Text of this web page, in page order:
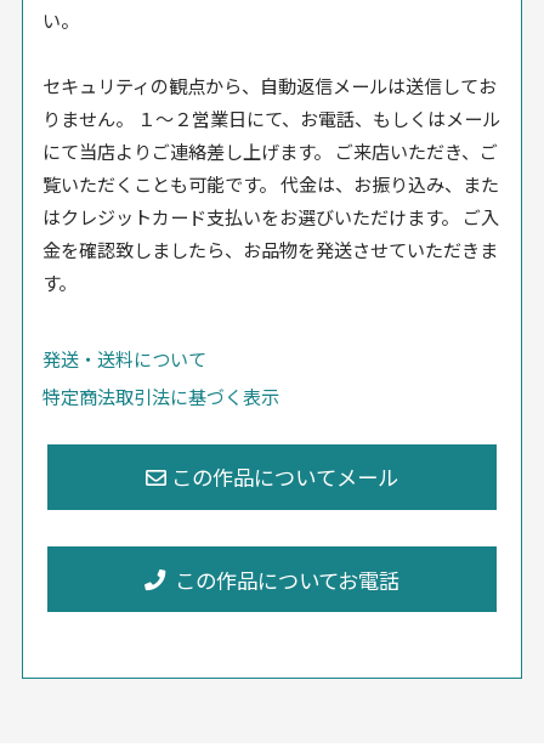
い。
セキュリティの観点から、自動返信メールは送信してお
りません。 １〜２営業日にて、お電話、もしくはメール
にて当店よりご連絡差し上げます。 ご来店いただき、ご
覧いただくことも可能です。 代金は、お振り込み、また
はクレジットカード支払いをお選びいただけます。 ご入
金を確認致しましたら、お品物を発送させていただきま
す。
発送・送料について
特定商法取引法に基づく表示
この作品についてお電話